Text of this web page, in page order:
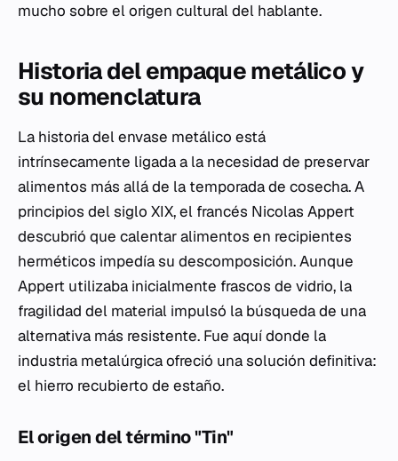
mucho sobre el origen cultural del hablante.
Historia del empaque metálico y
su nomenclatura
La historia del envase metálico está
intrínsecamente ligada a la necesidad de preservar
alimentos más allá de la temporada de cosecha. A
principios del siglo XIX, el francés Nicolas Appert
descubrió que calentar alimentos en recipientes
herméticos impedía su descomposición. Aunque
Appert utilizaba inicialmente frascos de vidrio, la
fragilidad del material impulsó la búsqueda de una
alternativa más resistente. Fue aquí donde la
industria metalúrgica ofreció una solución definitiva:
el hierro recubierto de estaño.
El origen del término "Tin"